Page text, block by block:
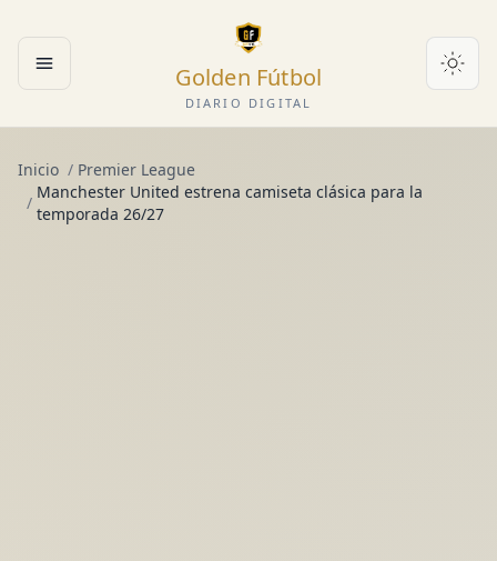
Abrir menú Golden Fútbol
DIARIO DIGITAL
Inicio / Premier League
/
Manchester United estrena camiseta clásica para la
temporada 26/27